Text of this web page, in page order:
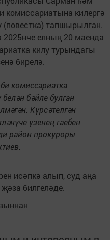
килергә
(повестка) тапшырылган.
елның 20 маенда
килу турындагы
бирелә.
комиссариатка
бәйле булган
Күрсәтелгән
үзенең гаебен
район прокуроры
исәпкә алып, суд аңа
билгеләде.